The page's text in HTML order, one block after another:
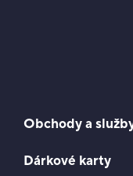
Obchody a
Dárkové karty